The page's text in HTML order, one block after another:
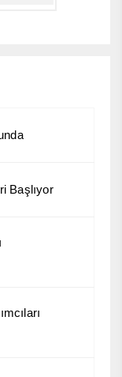
Başlıyor